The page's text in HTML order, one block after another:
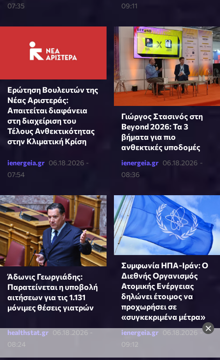
×
07:35
09:11
Ερώτηση Βουλευτών της
Νέας Αριστεράς:
Απαιτείται διαφάνεια
στη διαχείριση του
Τέλους Ανθεκτικότητας
στην Κλιματική Κρίση
ienergeia.gr 06.18.2026 -
07:54
Γιώργος Στασινός στη
Beyond 2026: Τα 3
βήματα για πιο
ανθεκτικές υποδομές
ienergeia.gr 06.18.2026 -
08:36
Άδωνις Γεωργιάδης:
Παρατείνεται η υποβολή
αιτήσεων για τις 1.131
μόνιμες θέσεις γιατρών
healthstat.gr 06.18.2026 -
08:24
Συμφωνία ΗΠΑ-Ιράν: Ο
Διεθνής Οργανισμός
Ατομικής Ενέργειας
δηλώνει έτοιμος να
προχωρήσει σε
«συγκεκριμένα μέτρα»
ienergeia.gr 06.18.2026 -
09:12